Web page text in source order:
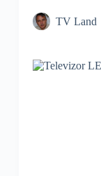
TV Land